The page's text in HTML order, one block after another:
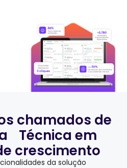
chamados de
Técnica em
crescimento
da solução